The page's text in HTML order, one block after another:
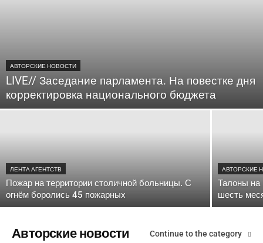
АВТОРСКИЕ НОВОСТИ
LIVE// Заседание парламента. На повестке дня
корректировка национального бюджета
ЛЕНТА АГЕНТСТВ
Пожар на территории столичной больницы. С
огнём боролись 45 пожарных
АВТОРСКИЕ
Талоны на
шесть
Авторские новости Continue to the category